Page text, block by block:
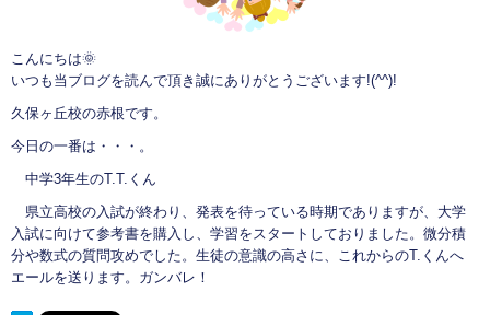
こんにちは🌞
いつも当ブログを読んで頂き誠にありがとうございます!(^^)!
久保ヶ丘校の赤根です。
今日の一番は・・・。
中学3年生のT.T.くん
県立高校の入試が終わり、発表を待っている時期でありますが、大学
入試に向けて参考書を購入し、学習をスタートしておりました。微分積
分や数式の質問攻めでした。生徒の意識の高さに、これからのT.くんへ
エールを送ります。ガンバレ！